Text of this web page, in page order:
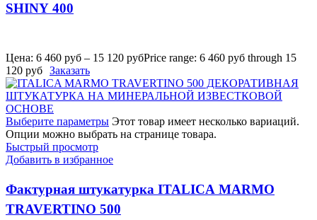
SHINY 400
Цена: 6 460 руб – 15 120 рубPrice range: 6 460 руб through 15
120 руб Заказать
Выберите параметры Этот товар имеет несколько вариаций.
Опции можно выбрать на странице товара.
Быстрый просмотр
Добавить в избранное
Фактурная штукатурка ITALICA MARMO
TRAVERTINO 500